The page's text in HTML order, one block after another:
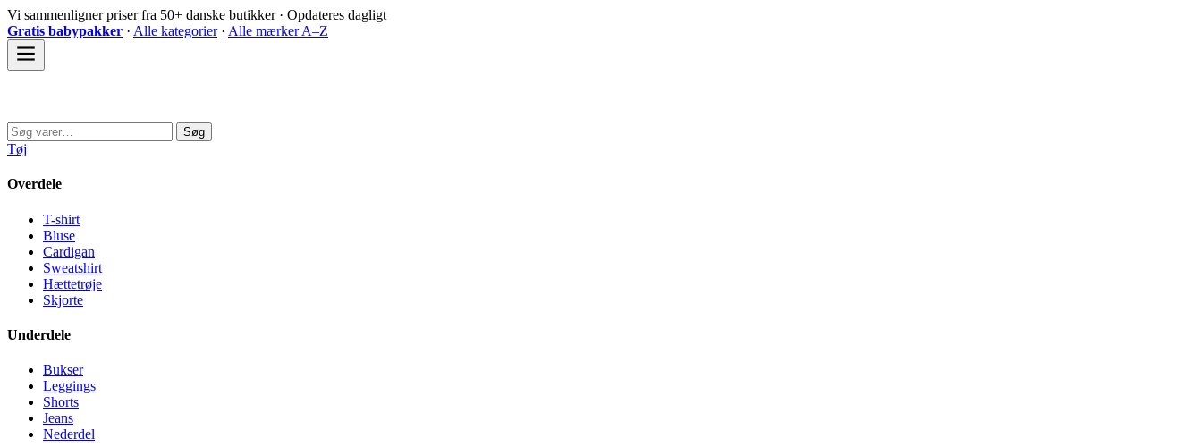
Spring
til
indhold
Vi sammenligner priser fra 50+ danske butikker · Opdateres dagligt
Gratis babypakker · Alle kategorier· Alle mærker A–Z
Søg
efter:
Søg
Tøj
Overdele
T-shirt
Bluse
Cardigan
Sweatshirt
Hættetrøje
Skjorte
Underdele
Bukser
Leggings
Shorts
Jeans
Nederdel